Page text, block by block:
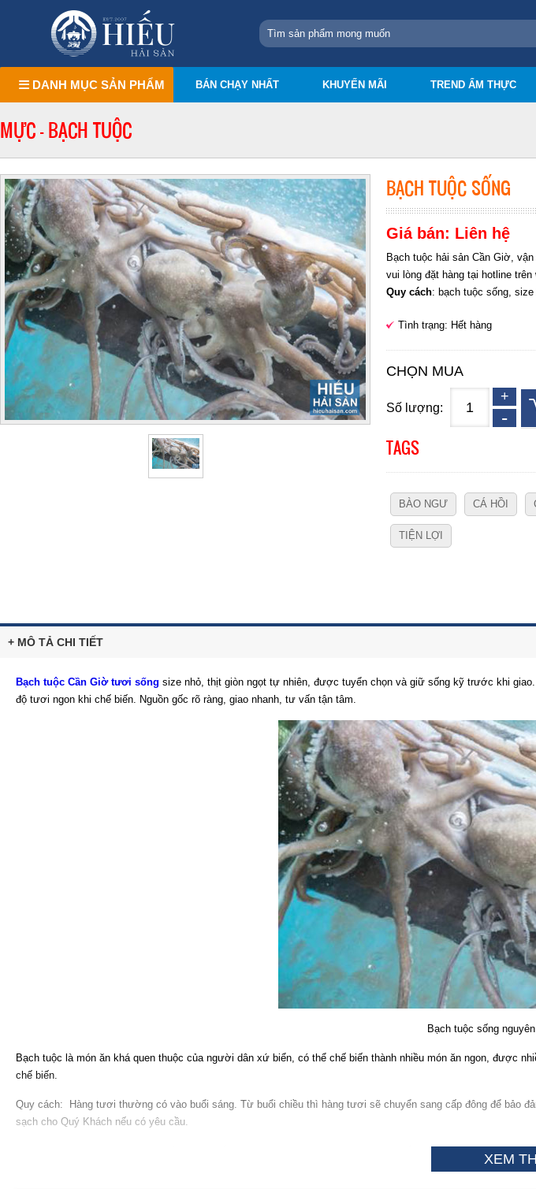
DANH MỤC SẢN PHẨM BÁN CHẠY NHẤT KHUYẾN MÃI TREND ẨM THỰC
MỰC - BẠCH TUỘC
BẠCH TUỘC SỐNG
Giá bán: Liên hệ
Bạch tuộc hải sản Cần Giờ,
vui lòng đặt hàng tại hotline trên
Quy cách: bạch tuộc sống,
Tình trạng: Hết hàng
CHỌN MUA
Số lượng:
TAGS
BÀO NGƯ CÁ HỒI
TIỆN LỢI
+ MÔ TẢ CHI TIẾT
Bạch tuộc Cần Giờ tươi sống size nhỏ, thịt giòn ngọt tự nhiên, được tuyển chọn và giữ sống kỹ trước khi
độ tươi ngon khi chế biến. Nguồn gốc rõ ràng, giao nhanh, tư vấn tận tâm.
Bạch tuộc sống
Bạch tuộc là món ăn khá quen thuộc của người dân xứ biển, có thể chế biến thành nhiều món ăn ngon,
chế biến.
Quy cách:
Hàng tươi thường có vào buổi sáng. Từ buổi chiều thì hàng tươi sẽ chuyển sang cấp đông để bảo
sạch cho Quý Khách nếu có yêu cầu.
Lưu ý: bạch tuộc ngoài chợ trôi nổi và một số nơi bán thường hay bị ngâm nước muối cả ngày ( bạch tuộc sẽ
XEM